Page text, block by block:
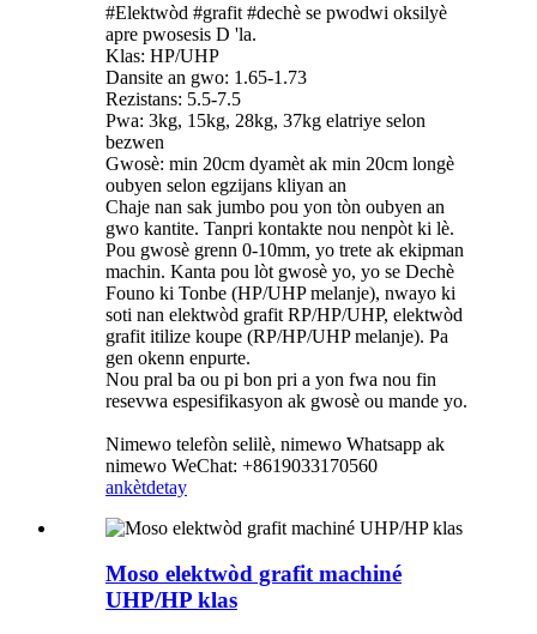
#Elektwòd #grafit #dechè se pwodwi oksilyè
apre pwosesis D 'la.
Klas: HP/UHP
Dansite an gwo: 1.65-1.73
Rezistans: 5.5-7.5
Pwa: 3kg, 15kg, 28kg, 37kg elatriye selon
bezwen
Gwosè: min 20cm dyamèt ak min 20cm longè
oubyen selon egzijans kliyan an
Chaje nan sak jumbo pou yon tòn oubyen an
gwo kantite. Tanpri kontakte nou nenpòt ki lè.
Pou gwosè grenn 0-10mm, yo trete ak ekipman
machin. Kanta pou lòt gwosè yo, yo se Dechè
Founo ki Tonbe (HP/UHP melanje), nwayo ki
soti nan elektwòd grafit RP/HP/UHP, elektwòd
grafit itilize koupe (RP/HP/UHP melanje). Pa
gen okenn enpurte.
Nou pral ba ou pi bon pri a yon fwa nou fin
resevwa espesifikasyon ak gwosè ou mande yo.
Nimewo telefòn selilè, nimewo Whatsapp ak
nimewo WeChat: +8619033170560
ankètdetay
Moso elektwòd grafit machiné
UHP/HP klas